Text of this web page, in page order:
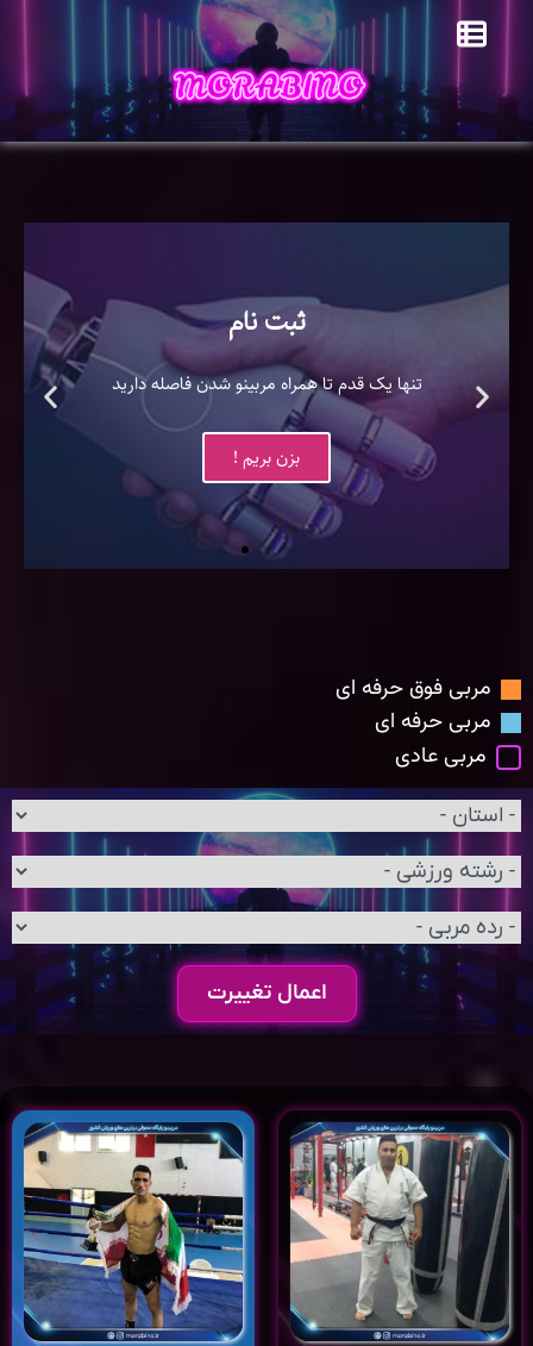
ثبت نام
تنها یک قدم تا همراه مربینو شدن فاصله دارید
بزن بریم !
مربی فوق حرفه ای
مربی حرفه ای
مربی عادی
اعمال تغییرت